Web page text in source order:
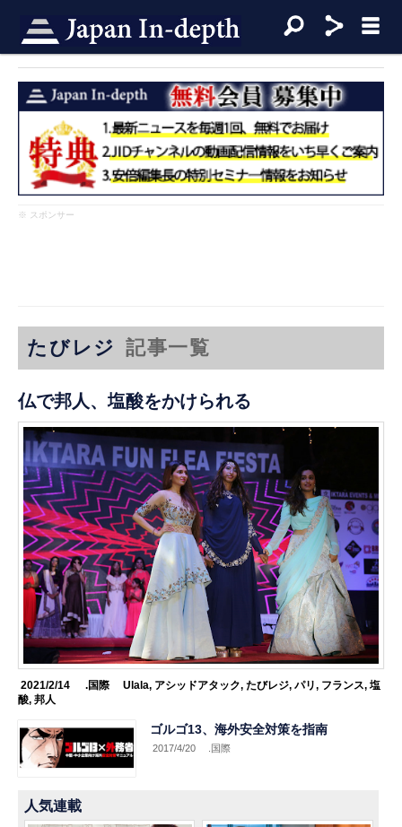
※ スポンサー
たびレジ 記事一覧
仏で邦人、塩酸をかけられる
2021/2/14 .国際 Ulala, アシッドアタック, たびレジ, パリ, フランス, 塩
酸,邦人
ゴルゴ13、海外安全対策を指南
2017/4/20 .国際
人気連載